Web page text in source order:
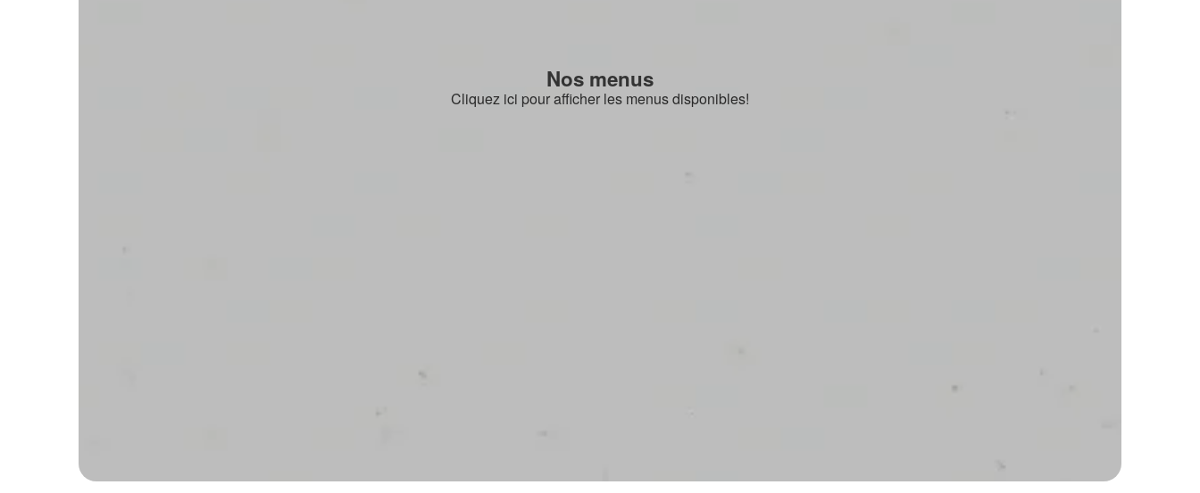
Nos menus
Cliquez ici pour afficher les menus disponibles!